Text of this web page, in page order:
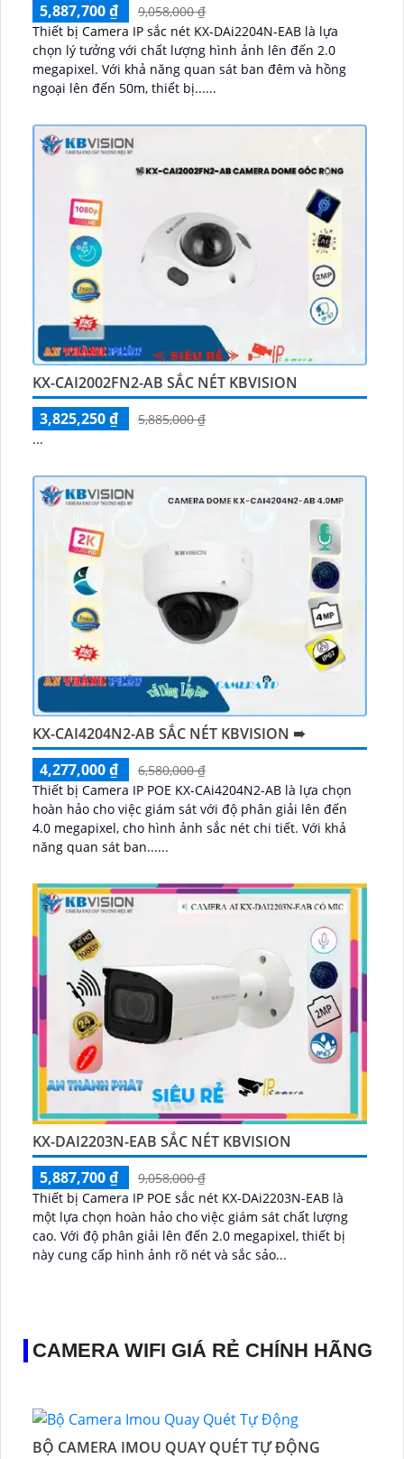
5,887,700 ₫
9,058,000 ₫
Thiết bị Camera IP sắc nét KX-DAi2204N-EAB là lựa
chọn lý tưởng với chất lượng hình ảnh lên đến 2.0
megapixel. Với khả năng quan sát ban đêm và hồng
ngoại lên đến 50m, thiết bị......
KX-CAI2002FN2-AB SẮC NÉT KBVISION
3,825,250 ₫
5,885,000 ₫
...
KX-CAI4204N2-AB SẮC NÉT KBVISION ➠
4,277,000 ₫
6,580,000 ₫
Thiết bị Camera IP POE KX-CAi4204N2-AB là lựa chọn
hoàn hảo cho việc giám sát với độ phân giải lên đến
4.0 megapixel, cho hình ảnh sắc nét chi tiết. Với khả
năng quan sát ban......
KX-DAI2203N-EAB SẮC NÉT KBVISION
5,887,700 ₫
9,058,000 ₫
Thiết bị Camera IP POE sắc nét KX-DAi2203N-EAB là
một lựa chọn hoàn hảo cho việc giám sát chất lượng
cao. Với độ phân giải lên đến 2.0 megapixel, thiết bị
này cung cấp hình ảnh rõ nét và sắc sảo...
CAMERA WIFI GIÁ RẺ CHÍNH HÃNG
BỘ CAMERA IMOU QUAY QUÉT TỰ ĐỘNG